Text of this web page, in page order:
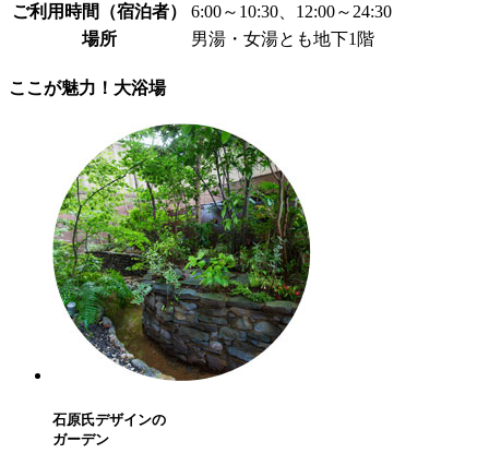
ご利用時間（宿泊者）
6:00～10:30、12:00～24:30
場所
男湯・女湯とも地下1階
ここが魅力！大浴場
石原氏デザインの
ガーデン